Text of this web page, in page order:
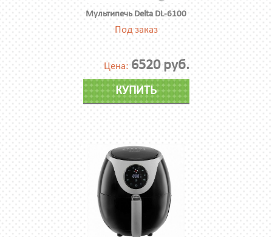
Мультипечь Delta DL-6100
Под заказ
Цена: 6520 руб.
КУПИТЬ